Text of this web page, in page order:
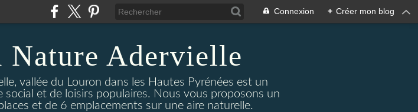
Connexion + Créer mon blog
Nature Adervielle
vallée du Louron dans les Hautes Pyrénées est un
et de loisirs populaires. Nous vous proposons un
et de 6 emplacements sur une aire naturelle.